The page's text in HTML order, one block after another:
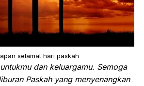
selamat hari paskah
dan keluargamu. Semoga
Paskah yang menyenangkan